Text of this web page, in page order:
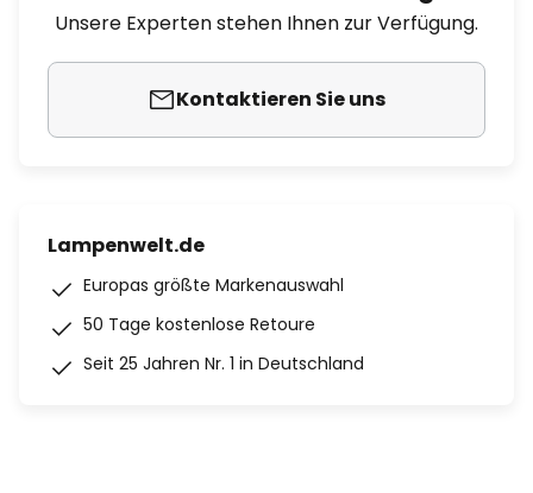
Unsere Experten stehen Ihnen zur Verfügung.
Kontaktieren Sie uns
Lampenwelt.de
Europas größte Markenauswahl
50 Tage kostenlose Retoure
Seit 25 Jahren Nr. 1 in Deutschland